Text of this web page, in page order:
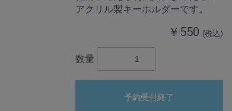
アクリル製キーホルダーです。
￥550 (税込)
数量
予約受付終了